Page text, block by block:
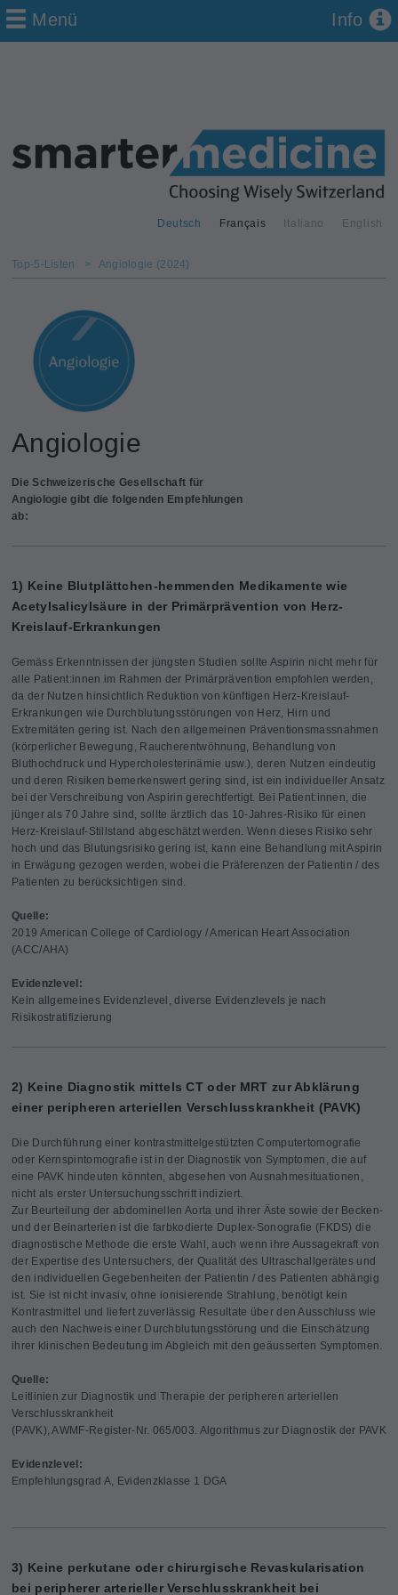
Deutsch Français Italiano English
Menü Info
Top-5-Listen > Angiologie (2024)
Angiologie
Die Schweizerische Gesellschaft für
Angiologie gibt die folgenden Empfehlungen
ab:
1) Keine Blutplättchen-hemmenden Medikamente wie
Acetylsalicylsäure in der Primärprävention von Herz-
Kreislauf-Erkrankungen
Gemäss Erkenntnissen der jüngsten Studien sollte Aspirin nicht mehr für
alle Patient:innen im Rahmen der Primärprävention empfohlen werden,
da der Nutzen hinsichtlich Reduktion von künftigen Herz-Kreislauf-
Erkrankungen wie Durchblutungsstörungen von Herz, Hirn und
Extremitäten gering ist. Nach den allgemeinen Präventionsmassnahmen
(körperlicher Bewegung, Raucherentwöhnung, Behandlung von
Bluthochdruck und Hypercholesterinämie usw.), deren Nutzen eindeutig
und deren Risiken bemerkenswert gering sind, ist ein individueller Ansatz
bei der Verschreibung von Aspirin gerechtfertigt. Bei Patient:innen, die
jünger als 70 Jahre sind, sollte ärztlich das 10-Jahres-Risiko für einen
Herz-Kreislauf-Stillstand abgeschätzt werden. Wenn dieses Risiko sehr
hoch und das Blutungsrisiko gering ist, kann eine Behandlung mit Aspirin
in Erwägung gezogen werden, wobei die Präferenzen der Patientin / des
Patienten zu berücksichtigen sind.
Quelle:
2019 American College of Cardiology / American Heart Association
(ACC/AHA)
Evidenzlevel:
Kein allgemeines Evidenzlevel, diverse Evidenzlevels je nach
Risikostratifizierung
2) Keine Diagnostik mittels CT oder MRT zur Abklärung
einer peripheren arteriellen Verschlusskrankheit (PAVK)
Die Durchführung einer kontrastmittelgestützten Computertomografie
oder Kernspintomografie ist in der Diagnostik von Symptomen, die auf
eine PAVK hindeuten könnten, abgesehen von Ausnahmesituationen,
nicht als erster Untersuchungsschritt indiziert.
Zur Beurteilung der abdominellen Aorta und ihrer Äste sowie der Becken-
und der Beinarterien ist die farbkodierte Duplex-Sonografie (FKDS) die
diagnostische Methode die erste Wahl, auch wenn ihre Aussagekraft von
der Expertise des Untersuchers, der Qualität des Ultraschallgerätes und
den individuellen Gegebenheiten der Patientin / des Patienten abhängig
ist. Sie ist nicht invasiv, ohne ionisierende Strahlung, benötigt kein
Kontrastmittel und liefert zuverlässig Resultate über den Ausschluss wie
auch den Nachweis einer Durchblutungsstörung und die Einschätzung
ihrer klinischen Bedeutung im Abgleich mit den geäusserten Symptomen.
Quelle:
Leitlinien zur Diagnostik und Therapie der peripheren arteriellen
Verschlusskrankheit
(PAVK), AWMF-Register-Nr. 065/003. Algorithmus zur Diagnostik der PAVK
Evidenzlevel:
Empfehlungsgrad A, Evidenzklasse 1 DGA
3) Keine perkutane oder chirurgische Revaskularisation
bei peripherer arterieller Verschlusskrankheit bei